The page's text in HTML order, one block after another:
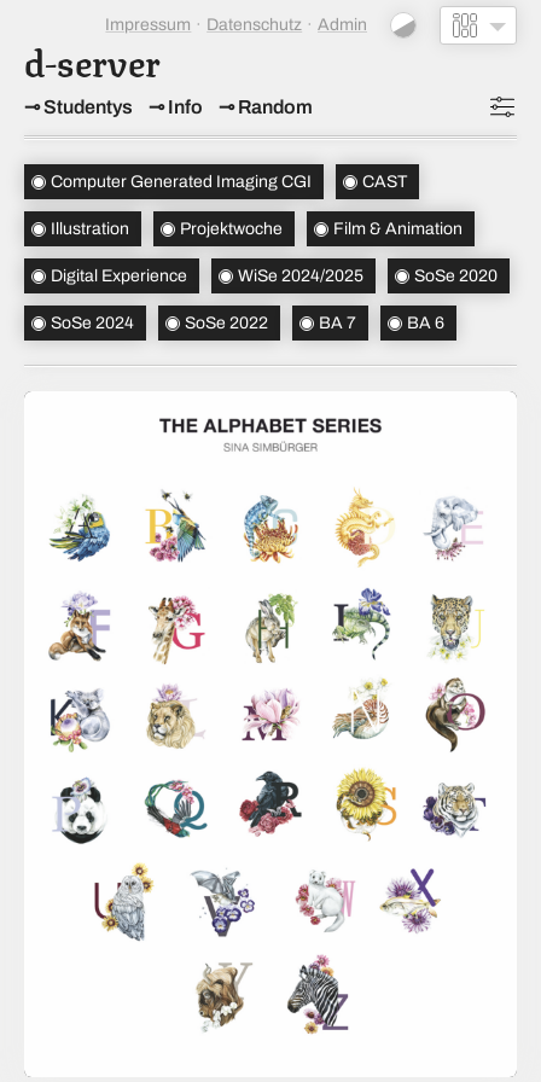
d-server
Studentys Info Random
Impressum Datenschutz Admin
Topics(6)
Studiensemester(4)
Bachelorsemester (2)
Sortierung(↝ zufällig)
Computer Generated Imaging CGI CAST
Illustration Projektwoche Film & Animation
Digital Experience WiSe 2024/2025 SoSe 2020
SoSe 2024 SoSe 2022 BA 7 BA 6